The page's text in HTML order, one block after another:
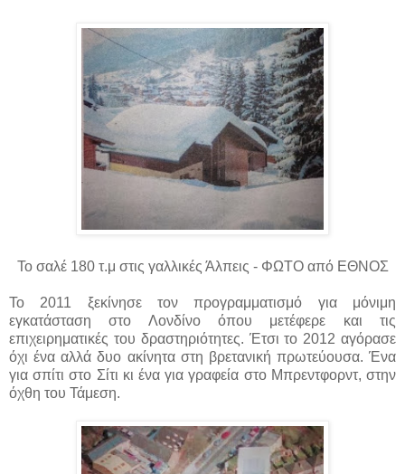
Το σαλέ 180 τ.μ στις γαλλικές Άλπεις - ΦΩΤΟ από ΕΘΝΟΣ
Το 2011 ξεκίνησε τον προγραμματισμό για μόνιμη
εγκατάσταση στο Λονδίνο όπου μετέφερε και τις
επιχειρηματικές του δραστηριότητες. Έτσι το 2012 αγόρασε
όχι ένα αλλά δυο ακίνητα στη βρετανική πρωτεύουσα. Ένα
για σπίτι στο Σίτι κι ένα για γραφεία στο Μπρεντφορντ, στην
όχθη του Τάμεση.